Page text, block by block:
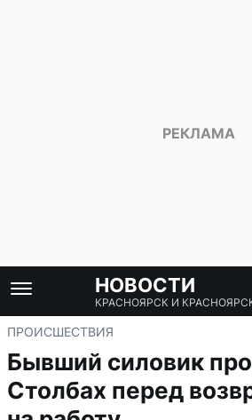
НОВОСТИ
КРАСНОЯРСК И
ПРОИСШЕСТВИЯ
Бывший силовик
Столбах перед